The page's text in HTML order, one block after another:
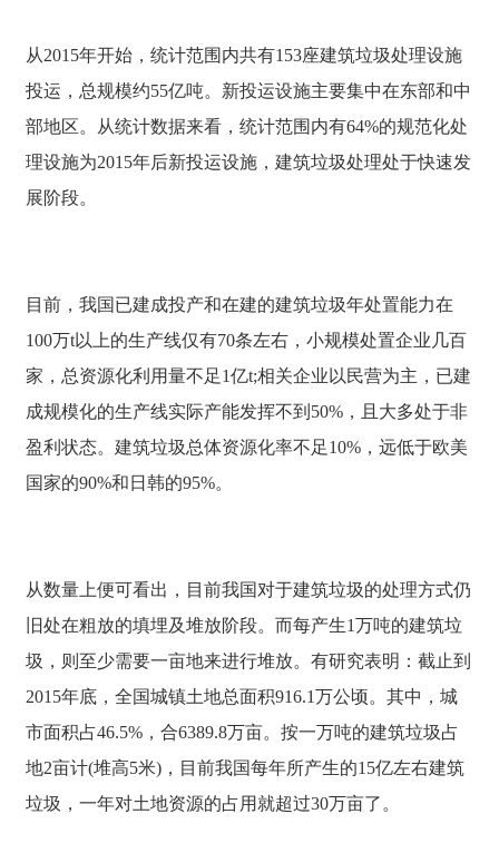
从2015年开始，统计范围内共有153座建筑垃圾处理设施
投运，总规模约55亿吨。新投运设施主要集中在东部和中
部地区。从统计数据来看，统计范围内有64%的规范化处
理设施为2015年后新投运设施，建筑垃圾处理处于快速发
展阶段。
目前，我国已建成投产和在建的建筑垃圾年处置能力在
100万t以上的生产线仅有70条左右，小规模处置企业几百
家，总资源化利用量不足1亿t;相关企业以民营为主，已建
成规模化的生产线实际产能发挥不到50%，且大多处于非
盈利状态。建筑垃圾总体资源化率不足10%，远低于欧美
国家的90%和日韩的95%。
从数量上便可看出，目前我国对于建筑垃圾的处理方式仍
旧处在粗放的填埋及堆放阶段。而每产生1万吨的建筑垃
圾，则至少需要一亩地来进行堆放。有研究表明：截止到
2015年底，全国城镇土地总面积916.1万公顷。其中，城
市面积占46.5%，合6389.8万亩。按一万吨的建筑垃圾占
地2亩计(堆高5米)，目前我国每年所产生的15亿左右建筑
垃圾，一年对土地资源的占用就超过30万亩了。